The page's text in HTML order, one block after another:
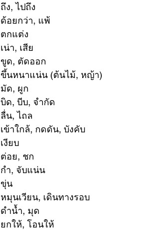
8		至る			いたる		ถึง, ไปถึง
9		劣る			おとる		ด้อยกว่า, แพ้
10		飾る			かざる		ตกแต่ง
11		腐る			くさる		เน่า, เสีย
12		削る			けずる		ขูด, ตัดออก
13		茂る			しげる		ขึ้นหนาแน่น (ต้นไม้, หญ้า)
14		縛る			しばる		มัด, ผูก
15		絞る			しぼる		บิด, บีบ, จำกัด
16		滑る			すべる		ลื่น, ไถล
17		迫る			せまる		เข้าใกล้, กดดัน, บังคับ
18		黙る			だまる		เงียบ
19		殴る			なぐる		ต่อย, ชก
20		握る			にぎる		กำ, จับแน่น
21		濁る			にごる		ขุ่น
22		巡る			めぐる		หมุนเวียน, เดินทางรอบ
23		潜る			もぐる		ดำน้ำ, มุด
24		譲る			ゆずる		ยกให้, โอนให้